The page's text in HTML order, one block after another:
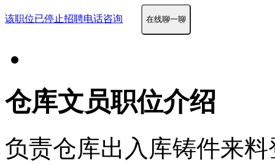
该职位已停止招聘电话咨询 在线聊一聊
仓库文员职位介绍
负责仓库出入库铸件来